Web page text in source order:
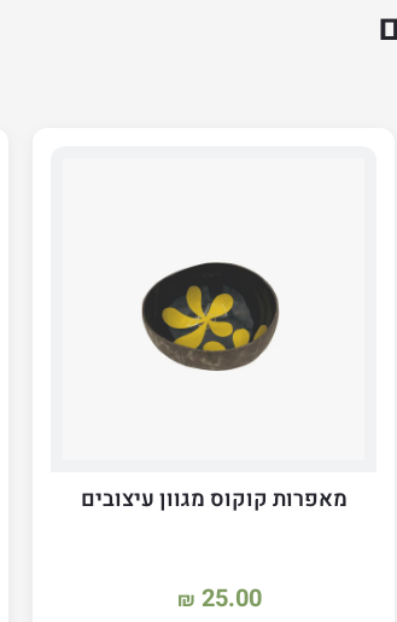
מאפרות קוקוס מגוון עיצובים
₪ 25.00